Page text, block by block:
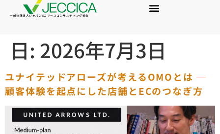
一般社団法人ジャパンEコマースコンサルティング協会
日: 2026年7月3日
ユナイテッドアローズが考えるOMOとは ─
顧客体験を起点にした店舗とECのつなぎ方